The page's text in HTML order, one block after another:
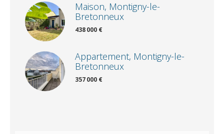
Maison, Montigny-le-
Bretonneux
438 000 €
Appartement, Montigny-le-
Bretonneux
357 000 €